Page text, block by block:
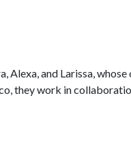
Alexa, and Larissa,
they work in